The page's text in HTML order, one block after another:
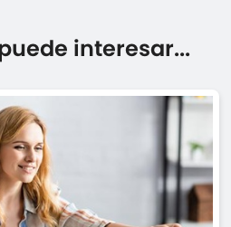
interesar...